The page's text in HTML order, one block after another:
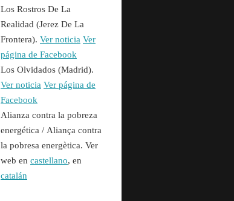
Los Rostros De La
Realidad (Jerez De La
Frontera). Ver noticia Ver
página de Facebook
Los Olvidados (Madrid).
Ver noticia Ver página de
Facebook
Alianza contra la pobreza
energética / Aliança contra
la pobresa energètica. Ver
web en castellano, en
catalán